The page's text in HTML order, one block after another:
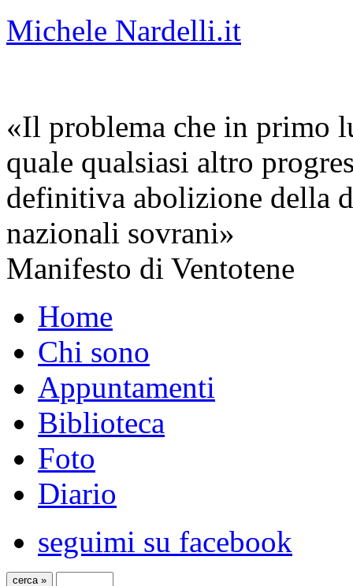
Michele Nardelli.it
«Il problema che in primo
quale qualsiasi altro
definitiva abolizione della
nazionali sovrani»
Manifesto di Ventotene
Home
Chi sono
Appuntamenti
Biblioteca
Foto
Diario
seguimi su facebook